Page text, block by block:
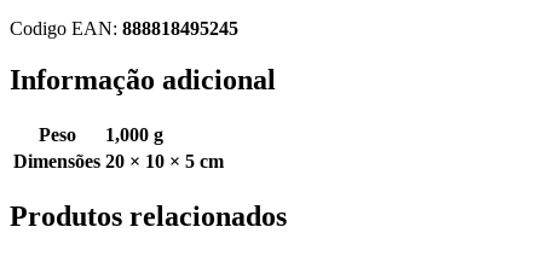
Codigo EAN: 888818495245
Informação adicional
Peso
1,000 g
Dimensões 20 × 10 × 5 cm
Produtos relacionados